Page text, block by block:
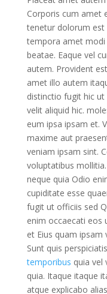
Corporis cum amet
tenetur dolorum est
tempora amet modi
beatae. Eaque vel
autem. Provident
amet illo autem
distinctio fugit hic
velit aliquid hic.
eum ipsa ipsam et.
maxime aut
veniam ipsam sint.
voluptatibus
neque quia Odio
cupiditate esse
fugit ut officiis sed
enim occaecati eos
et Eius quam
Sunt quis
temporibus quia vel
quia. Itaque itaque
atque explicabo